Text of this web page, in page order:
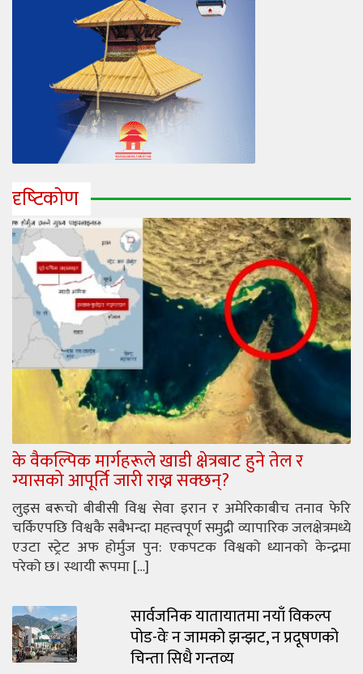
दृष्‍टिकोण
के वैकल्पिक मार्गहरूले खाडी क्षेत्रबाट हुने तेल र
ग्यासको आपूर्ति जारी राख्न सक्छन्?
लुइस बरूचो बीबीसी विश्व सेवा इरान र अमेरिकाबीच तनाव फेरि
चर्किएपछि विश्वकै सबैभन्दा महत्त्वपूर्ण समुद्री व्यापारिक जलक्षेत्रमध्ये
एउटा स्ट्रेट अफ होर्मुज पुन: एकपटक विश्वको ध्यानको केन्द्रमा
परेको छ। स्थायी रूपमा […]
सार्वजनिक यातायातमा नयाँ विकल्प
पोड-वेः न जामको झन्झट, न प्रदूषणको
चिन्ता सिधै गन्तव्य